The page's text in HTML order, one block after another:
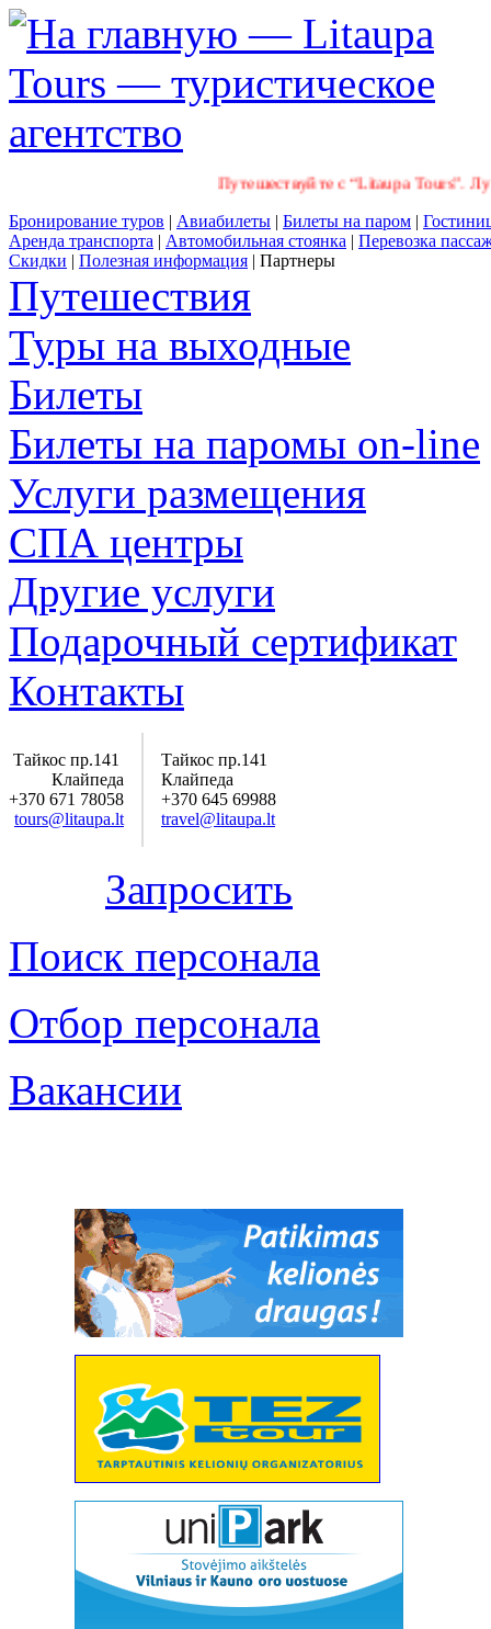
Путешествуйте с “Litaupa Tours”.
Бронирование туров | Авиабилеты | Билеты на паром |
Аренда транспорта | Автомобильная стоянка | Перевозка
Скидки | Полезная информация | Партнеры
Путешествия
Туры на выходные
Билеты
Билеты на паромы on-line
Услуги размещения
СПА центры
Другие услуги
Подарочный сертификат
Контакты
Тайкос пр.141
Клайпеда
+370 671 78058
tours@litaupa.lt
Тайкос пр.141
Клайпеда
+370 645 69988
travel@litaupa.lt
Запросить
Поиск персонала
Oтбор персонала
Bакансии